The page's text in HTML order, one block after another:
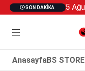
SON DAKIKA
AnasayfaBS STORE